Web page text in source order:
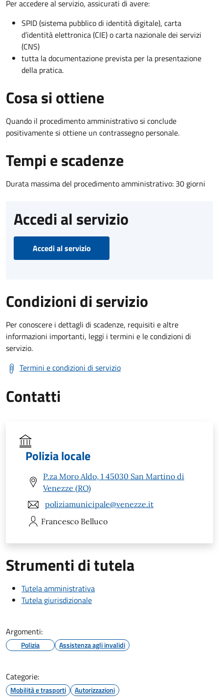
Per accedere al servizio, assicurati di avere:
SPID (sistema pubblico di identità digitale), carta
d’identità elettronica (CIE) o carta nazionale dei servizi
(CNS)
tutta la documentazione prevista per la presentazione
della pratica.
Cosa si ottiene
Quando il procedimento amministrativo si conclude
positivamente si ottiene un contrassegno personale.
Tempi e scadenze
Durata massima del procedimento amministrativo: 30 giorni
Accedi al servizio
Accedi al servizio
Condizioni di servizio
Per conoscere i dettagli di scadenze, requisiti e altre
informazioni importanti, leggi i termini e le condizioni di
servizio.
Termini e condizioni di servizio
Contatti
Polizia locale
P.za Moro Aldo, 1 45030 San Martino di
Venezze (RO)
poliziamunicipale@venezze.it
Francesco Belluco
Strumenti di tutela
Tutela amministrativa
Tutela giurisdizionale
Argomenti:
Polizia Assistenza agli invalidi
Categorie:
Mobilità e trasporti
Autorizzazioni